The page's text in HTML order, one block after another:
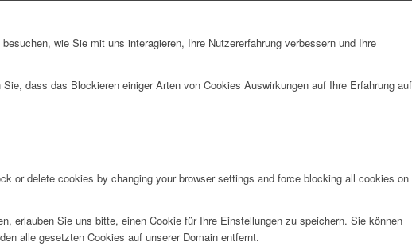
wie Sie mit uns interagieren, Ihre Nutzererfahrung verbessern und Ihre
dass das Blockieren einiger Arten von Cookies Auswirkungen auf Ihre Erfahrung auf
or delete cookies by changing your browser settings and force blocking all cookies on
erlauben Sie uns bitte, einen Cookie für Ihre Einstellungen zu speichern. Sie können
alle gesetzten Cookies auf unserer Domain entfernt.